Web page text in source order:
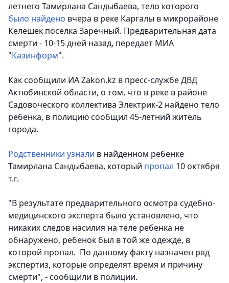
летнего Тамирлана Сандыбаева, тело которого
было найдено вчера в реке Каргалы в микрорайоне
Келешек поселка Заречный. Предварительная дата
смерти - 10-15 дней назад, передает МИА
"Казинформ".
Как сообщили ИА Zakon.kz в пресс-службе ДВД
Актюбинской области, о том, что в реке в районе
Садовоческого коллектива Электрик-2 найдено тело
ребенка, в полицию сообщил 45-летний житель
города.
Родственники узнали в найденном ребенке
Тамирлана Сандыбаева, который пропал 10 октября
т.г.
"В результате предварительного осмотра судебно-
медицинского эксперта было установлено, что
никаких следов насилия на теле ребенка не
обнаружено, ребенок был в той же одежде, в
которой пропал. По данному факту назначен ряд
экспертиз, которые определят время и причину
смерти", - сообщили в полиции.